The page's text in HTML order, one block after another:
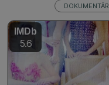
DOKUMENTÄR
IMDb
5.6